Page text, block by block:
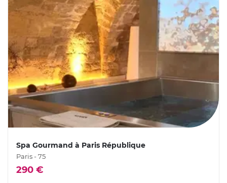
Spa Gourmand à Paris République
Paris - 75
290 €